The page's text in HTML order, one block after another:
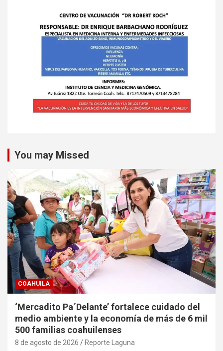
You may Missed
COAHUILA
‘Mercadito Pa´Delante’ fortalece cuidado del
medio ambiente y la economía de más de 6 mil
500 familias coahuilenses
8 de agosto de 2026 Reporte Laguna